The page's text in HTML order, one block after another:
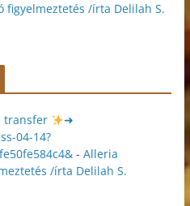
figyelmeztetés /írta Delilah S.
transfer
➜
04-14?
- Alleria
/írta Delilah S.